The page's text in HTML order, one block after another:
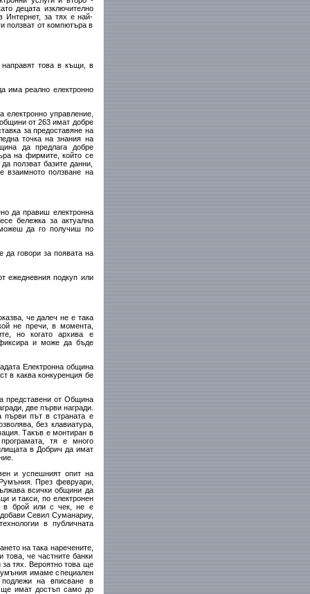
децата изключително
Интернет, за тях е най-
ползват от компютъра в
това в къщи, в
има реално електронно
електронно управление,
от 263 имат добре
за предоставяне на
точка на знания на
да предлага добре
на фирмите, който се
ползват базите данни,
взаимното ползване на
да правиш електронна
бележка за актуална
да го получиш по
да говори за появата на
ежедневния подкуп или
че далеч не е така
не пречи, в момента,
но когато архива е
и може да бъде
Електронна община
в каква конкуренция бе
представени от Община
две първи награди.
път в страната е
без клавиатура,
Такъв е монтиран в
тя е много
в Добрич да имат
и успешният опит на
През февруари,
всички общини да
и такси, по електронен
в брой или с чек, не е
Севил Суманариу,
в публичната
на така наречените,
че частните банки
тях. Вероятно това ще
имаме специален
на вписване в
ще имат достъп само до